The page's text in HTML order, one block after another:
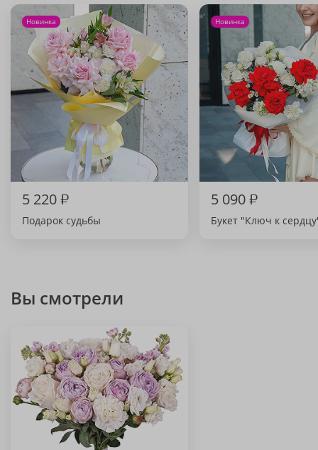
Новинка
5 220₽
Подарок судьбы
Новинка
5 090₽
Букет "Ключ к
Вы смотрели